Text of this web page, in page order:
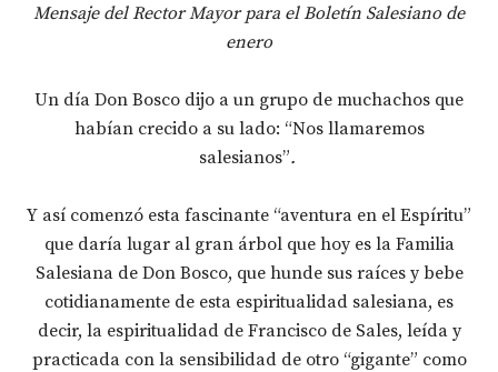
Mensaje del Rector Mayor para el Boletín Salesiano de
enero
Un día Don Bosco dijo a un grupo de muchachos que
habían crecido a su lado: “Nos llamaremos
salesianos”.
Y así comenzó esta fascinante “aventura en el Espíritu”
que daría lugar al gran árbol que hoy es la Familia
Salesiana de Don Bosco, que hunde sus raíces y bebe
cotidianamente de esta espiritualidad salesiana, es
decir, la espiritualidad de Francisco de Sales, leída y
practicada con la sensibilidad de otro “gigante” como